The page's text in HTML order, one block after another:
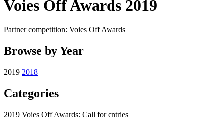
Voies Off Awards 2019
Partner competition: Voies Off Awards
Browse by Year
2019 2018
Categories
2019 Voies Off Awards: Call for entries